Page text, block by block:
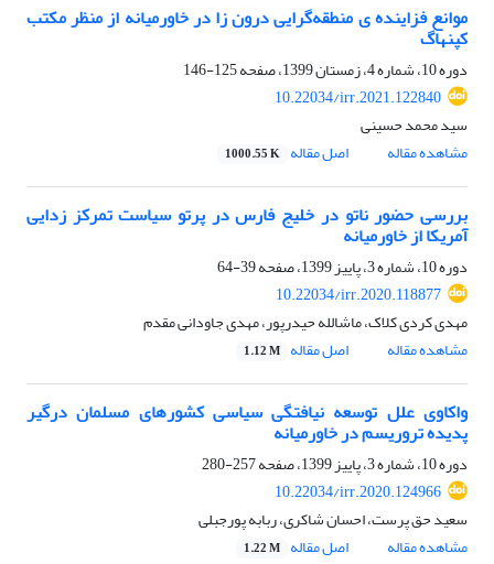
موانع فزاینده ى منطقه‌گرایی درون زا در خاورمیانه از منظر مکتب
کپنهاگ
دوره 10، شماره 4، زمستان 1399، صفحه
125-146
10.22034/irr.2021.122840
سید محمد حسینی
مشاهده مقاله
اصل مقاله 1000.55 K
بررسی حضور ناتو در خلیج فارس در پرتو سیاست تمرکز زدایی
آمریکا از خاورمیانه
دوره 10، شماره 3، پاییز 1399، صفحه
39-64
10.22034/irr.2020.118877
مهدی کردی کلاک، ماشالله حیدرپور، مهدی جاودانی مقدم
مشاهده مقاله
اصل مقاله 1.12 M
واکاوی علل توسعه نیافتگی سیاسی کشورهای مسلمان درگیر
پدیده تروریسم در خاورمیانه
دوره 10، شماره 3، پاییز 1399، صفحه
257-280
10.22034/irr.2020.124966
سعید حق پرست، احسان شاکری، ربابه پورجبلی
مشاهده مقاله
اصل مقاله 1.22 M